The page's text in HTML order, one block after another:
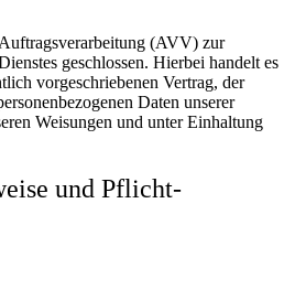
(AVV) zur
geschlossen. Hierbei handelt es
vorgeschriebenen Vertrag, der
Daten unserer
Weisungen und unter Einhaltung
und Pflicht­